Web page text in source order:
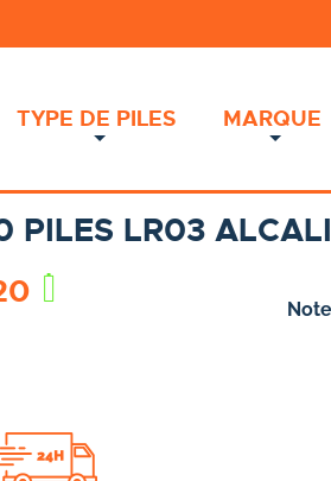
TYPE DE PILES MARQUE
PILES LR03